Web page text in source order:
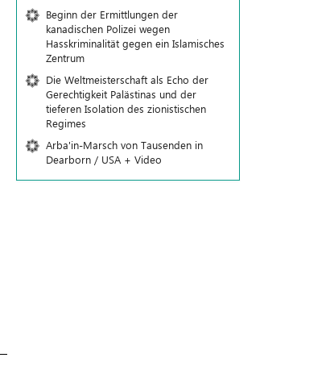
Beginn der Ermittlungen der
kanadischen Polizei wegen
Hasskriminalität gegen ein Islamisches
Zentrum
Die Weltmeisterschaft als Echo der
Gerechtigkeit Palästinas und der
tieferen Isolation des zionistischen
Regimes
Arba'in-Marsch von Tausenden in
Dearborn / USA + Video